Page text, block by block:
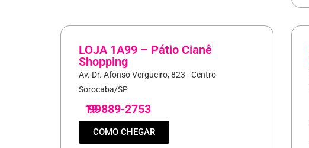
LOJA 1A99 – Pátio Cianê
Shopping
Av. Dr. Afonso Vergueiro, 823 - Centro
Sorocaba/SP
19
99889-2753
COMO CHEGAR